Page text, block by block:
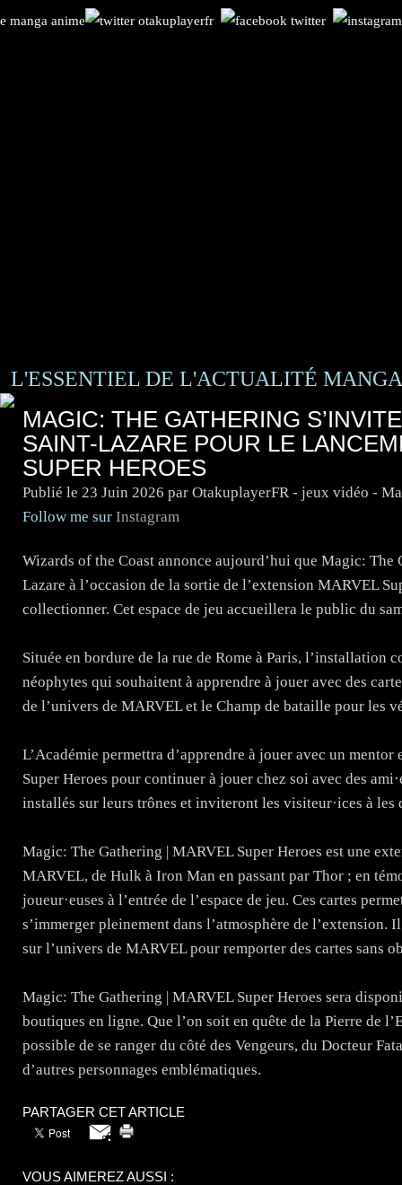
L'ESSENTIEL DE L'ACTUALITÉ
MAGIC: THE GATHERING
SAINT-LAZARE POUR LE
SUPER HEROES
Publié le 23 Juin 2026 par OtakuplayerFR - jeux vidéo -
Follow me sur Instagram
Wizards of the Coast annonce aujourd’hui que Magic:
Lazare à l’occasion de la sortie de l’extension MARVEL
collectionner. Cet espace de jeu accueillera le public du
Située en bordure de la rue de Rome à Paris, l’installation
néophytes qui souhaitent à apprendre à jouer avec des
de l’univers de MARVEL et le Champ de bataille pour les
L’Académie permettra d’apprendre à jouer avec un
Super Heroes pour continuer à jouer chez soi avec des
installés sur leurs trônes et inviteront les visiteur·ices à
Magic: The Gathering | MARVEL Super Heroes est une
MARVEL, de Hulk à Iron Man en passant par Thor ; en
joueur·euses à l’entrée de l’espace de jeu. Ces cartes
s’immerger pleinement dans l’atmosphère de
sur l’univers de MARVEL pour remporter des cartes sans
Magic: The Gathering | MARVEL Super Heroes sera
boutiques en ligne. Que l’on soit en quête de la Pierre de
possible de se ranger du côté des Vengeurs, du Docteur
d’autres personnages emblématiques.
PARTAGER CET ARTICLE
VOUS AIMEREZ AUSSI :